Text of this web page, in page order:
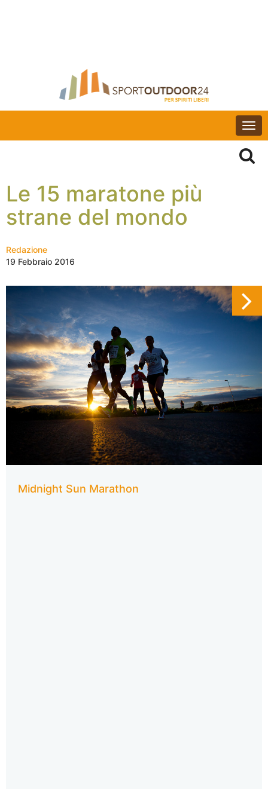
Le 15 maratone più
strane del mondo
Redazione
19 Febbraio 2016
Midnight Sun Marathon